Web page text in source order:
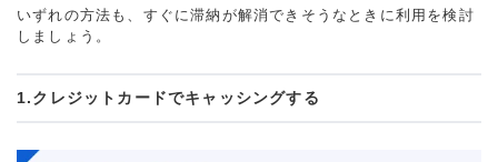
いずれの方法も、すぐに滞納が解消できそうなときに利用を検討
しましょう。
1.クレジットカードでキャッシングする